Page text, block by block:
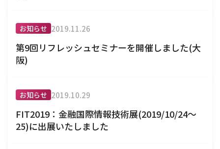
お知らせ 2019.11.26
第9回リフレッシュセミナーを開催しました(大
阪)
お知らせ 2019.10.29
FIT2019：金融国際情報技術展(2019/10/24～
25)に出展いたしました